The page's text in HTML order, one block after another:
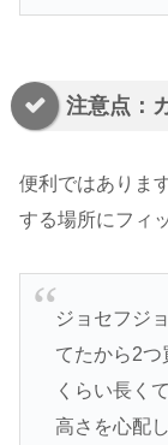
注意点：
便利ではありま
する場所にフィ
ジョセフジ
てたから2
くらい長く
高さを心配